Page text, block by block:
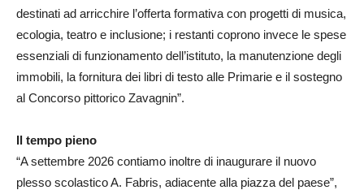
destinati ad arricchire l’offerta formativa con progetti di musica,
ecologia, teatro e inclusione; i restanti coprono invece le spese
essenziali di funzionamento dell’istituto, la manutenzione degli
immobili, la fornitura dei libri di testo alle Primarie e il sostegno
al Concorso pittorico Zavagnin”.
Il tempo pieno
“A settembre 2026 contiamo inoltre di inaugurare il nuovo
plesso scolastico A. Fabris, adiacente alla piazza del paese”,